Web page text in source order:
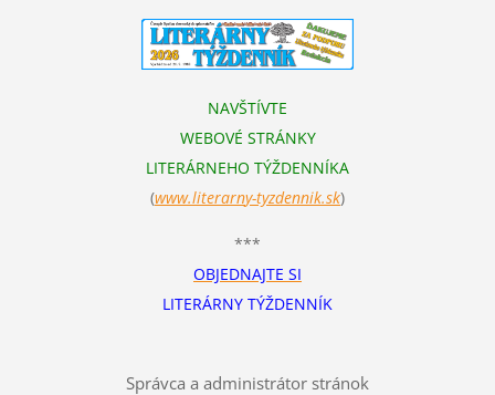
NAVŠTÍVTE
WEBOVÉ STRÁNKY
LITERÁRNEHO TÝŽDENNÍKA
(www.literarny-tyzdennik.sk)
***
OBJEDNAJTE SI
LITERÁRNY TÝŽDENNÍK
Správca a administrátor stránok